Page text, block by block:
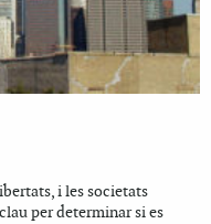
i les societats
per determinar si es